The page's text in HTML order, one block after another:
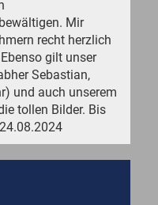
Mir
recht herzlich
gilt unser
Sebastian,
und auch unserem
tollen Bilder. Bis